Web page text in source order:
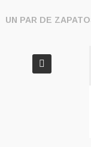
UN PAR DE